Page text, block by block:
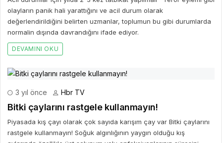
olayların panik hali yarattığını ve acil durum olarak
değerlendirildiğini belirten uzmanlar, toplumun bu gibi durumlarda
normalin dışında davrandığını ifade ediyor.
DEVAMINI OKU
3 yıl önce Hbr TV
Bitki çaylarını rastgele kullanmayın!
Piyasada kış çayı olarak çok sayıda karışım çay var Bitki çaylarını
rastgele kullanmayın! Soğuk algınlığının yaygın olduğu kış